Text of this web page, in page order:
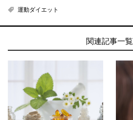
運動ダイエット
関連記事一覧